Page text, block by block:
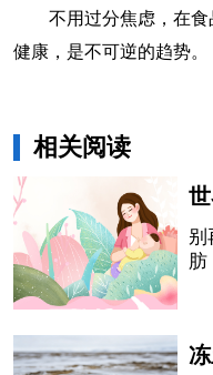
不用过分焦虑，在
健康，是不可逆的趋势。
相关阅读
别
肪